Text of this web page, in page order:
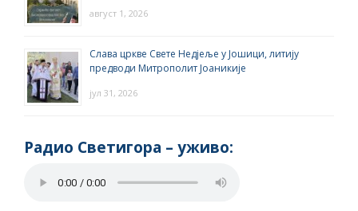
август 1, 2026
Слава цркве Свете Недјеље у Јошици, литију
предводи Митрополит Јоаникије
јул 31, 2026
Радио Светигора – yживо: